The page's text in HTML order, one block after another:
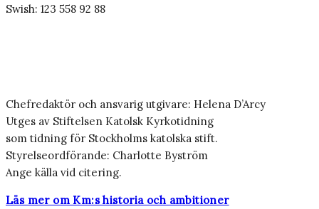
Swish: 123 558 92 88
Chefredaktör och ansvarig utgivare: Helena D’Arcy
Utges av Stiftelsen Katolsk Kyrkotidning
som tidning för Stockholms katolska stift.
Styrelseordförande: Charlotte Byström
Ange källa vid citering.
Läs mer om Km:s historia och ambitioner